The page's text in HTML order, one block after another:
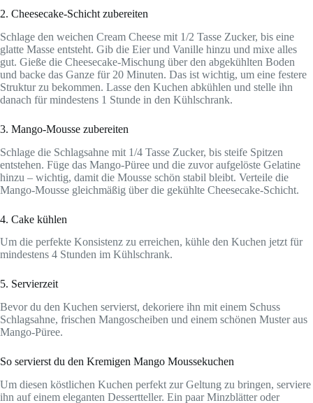
2. Cheesecake-Schicht zubereiten
Schlage den weichen Cream Cheese mit 1/2 Tasse Zucker, bis eine
glatte Masse entsteht. Gib die Eier und Vanille hinzu und mixe alles
gut. Gieße die Cheesecake-Mischung über den abgekühlten Boden
und backe das Ganze für 20 Minuten. Das ist wichtig, um eine festere
Struktur zu bekommen. Lasse den Kuchen abkühlen und stelle ihn
danach für mindestens 1 Stunde in den Kühlschrank.
3. Mango-Mousse zubereiten
Schlage die Schlagsahne mit 1/4 Tasse Zucker, bis steife Spitzen
entstehen. Füge das Mango-Püree und die zuvor aufgelöste Gelatine
hinzu – wichtig, damit die Mousse schön stabil bleibt. Verteile die
Mango-Mousse gleichmäßig über die gekühlte Cheesecake-Schicht.
4. Cake kühlen
Um die perfekte Konsistenz zu erreichen, kühle den Kuchen jetzt für
mindestens 4 Stunden im Kühlschrank.
5. Servierzeit
Bevor du den Kuchen servierst, dekoriere ihn mit einem Schuss
Schlagsahne, frischen Mangoscheiben und einem schönen Muster aus
Mango-Püree.
So servierst du den Kremigen Mango Moussekuchen
Um diesen köstlichen Kuchen perfekt zur Geltung zu bringen, serviere
ihn auf einem eleganten Dessertteller. Ein paar Minzblätter oder